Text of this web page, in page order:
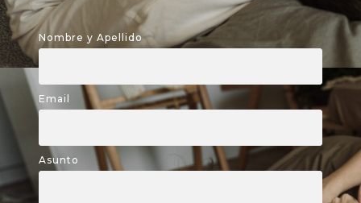
Nombre y Apellido
Email
Asunto